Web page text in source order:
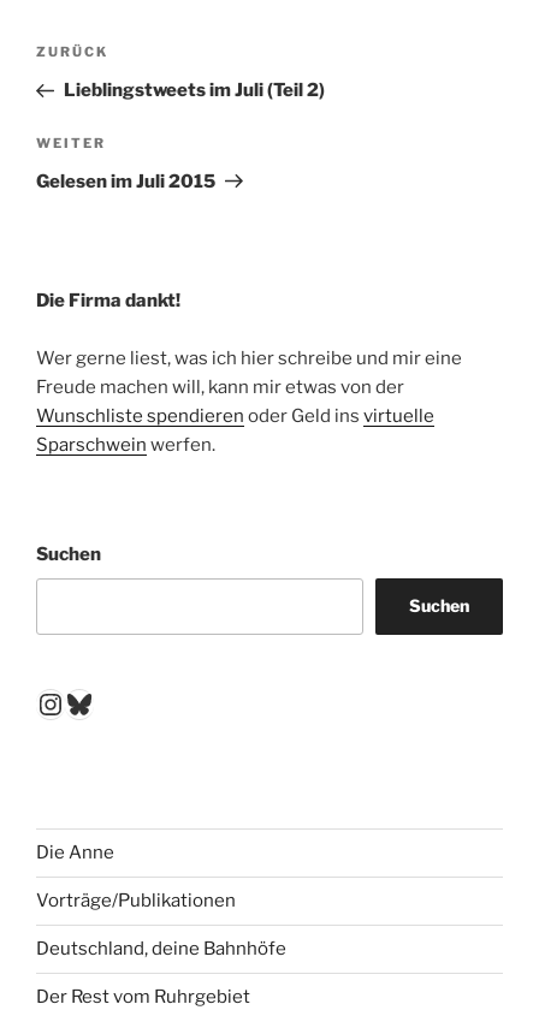
Beitragsnavigation
Vorheriger
Beitrag
ZURÜCK
Lieblingstweets im Juli (Teil 2)
Nächster
Beitrag
WEITER
Gelesen im Juli 2015
Die Firma dankt!
Wer gerne liest, was ich hier schreibe und mir eine
Freude machen will, kann mir etwas von der
Wunschliste spendieren oder Geld ins virtuelle
Sparschwein werfen.
Suchen
Suchen
Instagram
Bluesky
Die Anne
Vorträge/Publikationen
Deutschland, deine Bahnhöfe
Der Rest vom Ruhrgebiet